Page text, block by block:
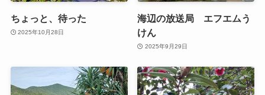
ちょっと、待った
2025年10月28日
海辺の放送局 エフエムう
けん
2025年9月29日